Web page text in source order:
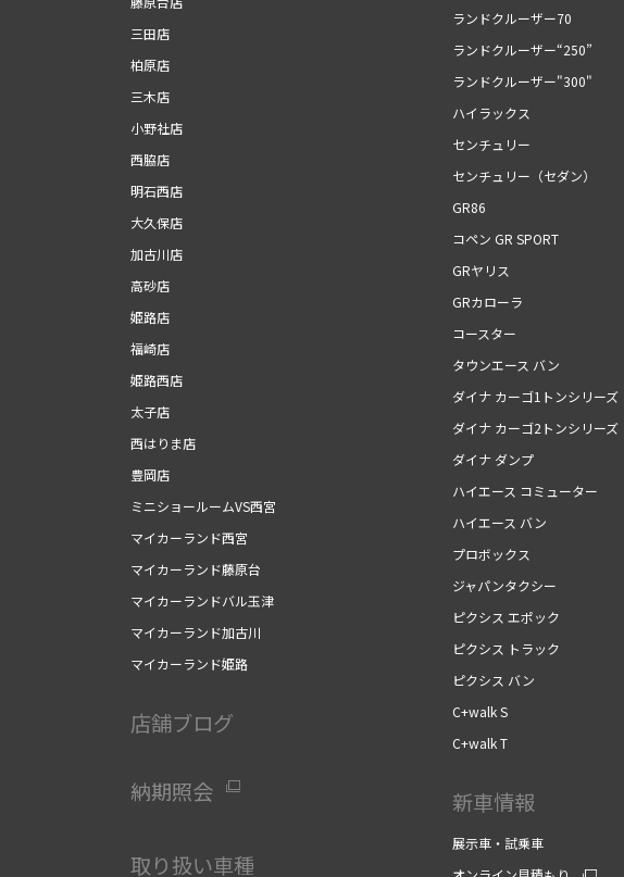
三田店
柏原店
三木店
小野社店
西脇店
明石西店
大久保店
加古川店
高砂店
姫路店
福崎店
姫路西店
太子店
西はりま店
豊岡店
ミニショールームVS西宮
マイカーランド西宮
マイカーランド藤原台
マイカーランドバル玉津
マイカーランド加古川
マイカーランド姫路
店舗ブログ
納期照会
取り扱い車種
ランドクルーザー70
ランドクルーザー“250”
ランドクルーザー"300"
ハイラックス
センチュリー
センチュリー（セダン）
GR86
コペン GR SPORT
GRヤリス
GRカローラ
コースター
タウンエース バン
ダイナ カーゴ1トンシリーズ
ダイナ カーゴ2トンシリーズ
ダイナ ダンプ
ハイエース コミューター
ハイエース バン
プロボックス
ジャパンタクシー
ピクシス エポック
ピクシス トラック
ピクシス バン
C+walk S
C+walk T
新車情報
展示車・試乗車